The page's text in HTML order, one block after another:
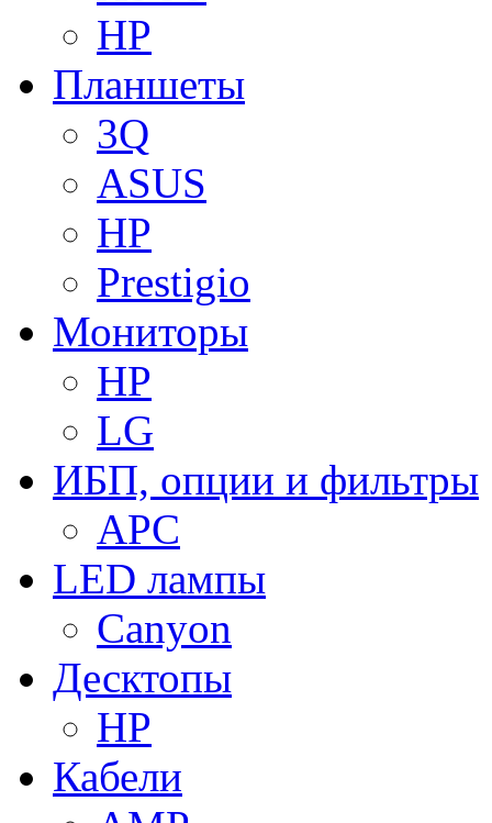
HP
Планшеты
3Q
ASUS
HP
Prestigio
Мониторы
HP
LG
ИБП, опции и фильтры
APC
LED лампы
Canyon
Десктопы
HP
Кабели